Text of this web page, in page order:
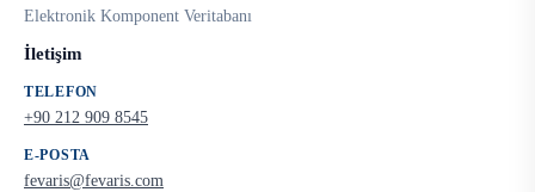
Elektronik Komponent Veritabanı
İletişim
TELEFON
+90 212 909 8545
E-POSTA
fevaris@fevaris.com